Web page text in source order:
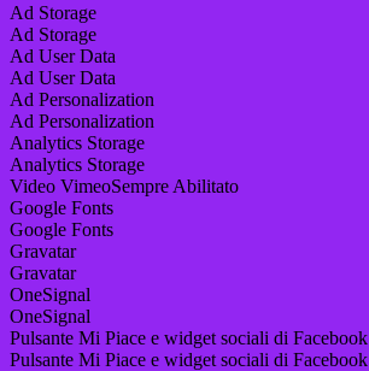
Ad Storage
Ad Storage
Ad User Data
Ad User Data
Ad Personalization
Ad Personalization
Analytics Storage
Analytics Storage
Video VimeoSempre Abilitato
Google Fonts
Google Fonts
Gravatar
Gravatar
OneSignal
OneSignal
Pulsante Mi Piace e widget sociali di Facebook
Pulsante Mi Piace e widget sociali di Facebook